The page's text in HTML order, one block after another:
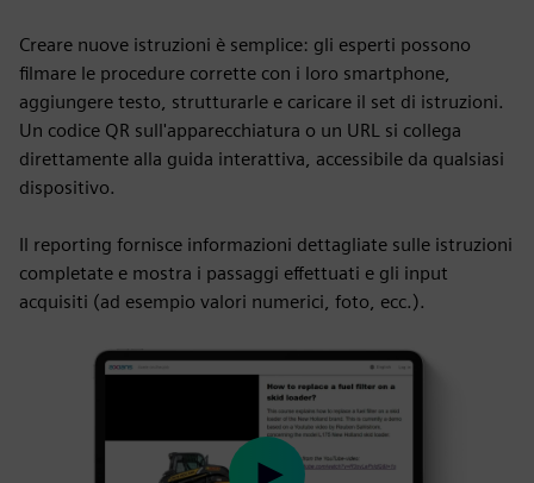
Creare nuove istruzioni è semplice: gli esperti possono
filmare le procedure corrette con i loro smartphone,
aggiungere testo, strutturarle e caricare il set di istruzioni.
Un codice QR sull'apparecchiatura o un URL si collega
direttamente alla guida interattiva, accessibile da qualsiasi
dispositivo.
Il reporting fornisce informazioni dettagliate sulle istruzioni
completate e mostra i passaggi effettuati e gli input
acquisiti (ad esempio valori numerici, foto, ecc.).